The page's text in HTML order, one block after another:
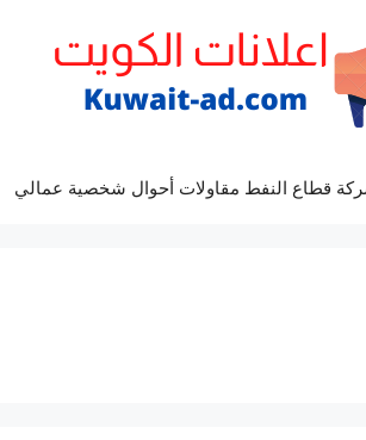
قطاع النفط مقاولات أحوال شخصية عمالي